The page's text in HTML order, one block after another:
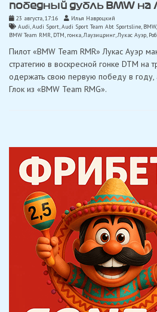
победный дубль BMW на
23 августа, 17:16
Илья Навроцкий
Audi,Audi Sport,Audi Sport Team Abt Sportsline, BMW,
BMW Team RMR, DTM, гонка,Лаузицринг,Лукас Ауэр,
Пилот «BMW Team RMR» Лукас Ауэр
стратегию в воскресной гонке DTM на
одержать свою первую победу в году,
Глок из «BMW Team RMG».